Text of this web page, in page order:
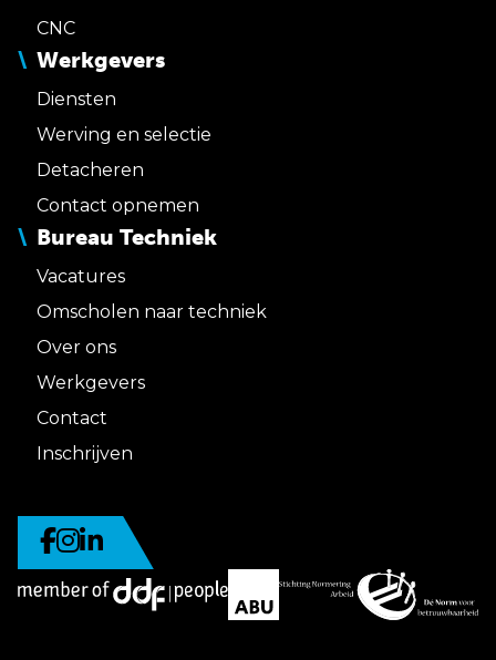
CNC
Werkgevers
Diensten
Werving en selectie
Detacheren
Contact opnemen
Bureau Techniek
Vacatures
Omscholen naar techniek
Over ons
Werkgevers
Contact
Inschrijven